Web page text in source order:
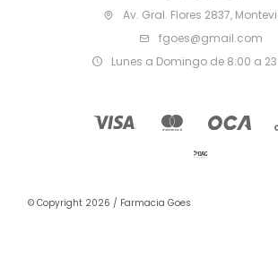
Av. Gral. Flores 2837,
fgoes@gmail.com
Lunes a Domingo de 8:00 a
© Copyright 2026 / Farmacia Goes